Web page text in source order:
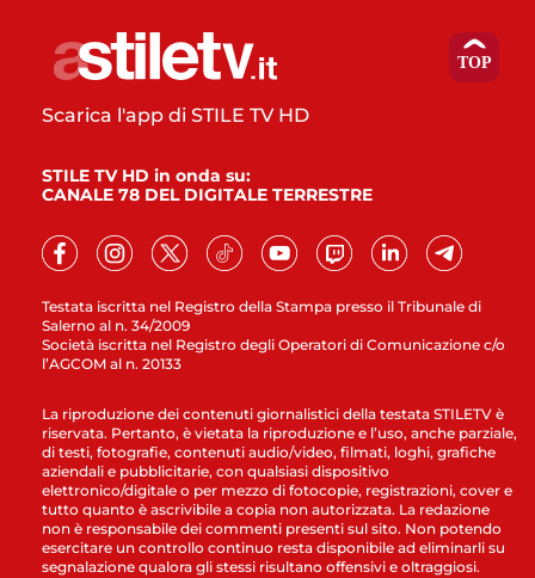
Testata iscritta nel Registro della Stampa presso il Tribunale di
Salerno al n. 34/2009
Società iscritta nel Registro degli Operatori di Comunicazione c/o
l’AGCOM al n. 20133
Scarica l'app di STILE TV HD
STILE TV HD in onda su:
CANALE 78 DEL DIGITALE TERRESTRE
La riproduzione dei contenuti giornalistici della testata STILETV è
riservata. Pertanto, è vietata la riproduzione e l’uso, anche parziale,
di testi, fotografie, contenuti audio/video, filmati, loghi, grafiche
aziendali e pubblicitarie, con qualsiasi dispositivo
elettronico/digitale o per mezzo di fotocopie, registrazioni, cover e
tutto quanto è ascrivibile a copia non autorizzata. La redazione
non è responsabile dei commenti presenti sul sito. Non potendo
esercitare un controllo continuo resta disponibile ad eliminarli su
segnalazione qualora gli stessi risultano offensivi e oltraggiosi.